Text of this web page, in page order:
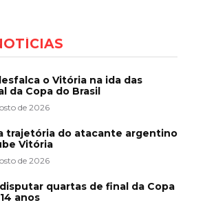
o Vitória na ida das
da Copa do Brasil
de 2026
trajetória do atacante argentino
Vitória
de 2026
quartas de final da Copa
anos